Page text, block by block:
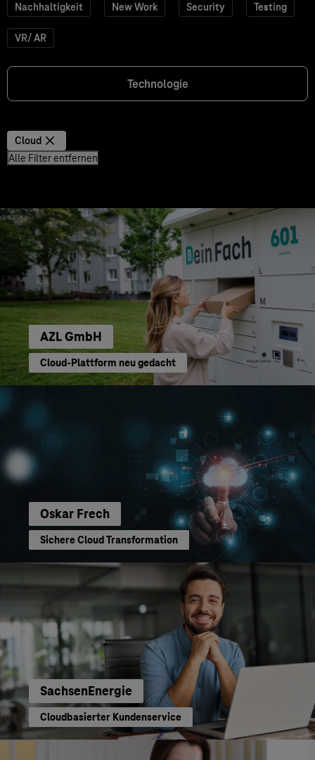
Nachhaltigkeit New Work Security Testing
VR/ AR
Technologie
Cloud
Alle Filter entfernen
AZL GmbH
Cloud-Plattform neu gedacht
Oskar Frech
Sichere Cloud Transformation
SachsenEnergie
Cloudbasierter Kundenservice